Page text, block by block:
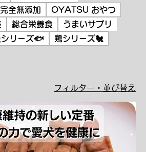
完全無添加
OYATSU おやつ
総合栄養食
うまいサプリ
シリーズ🐟️
鶏シリーズ🐔
フィルター・並び替え